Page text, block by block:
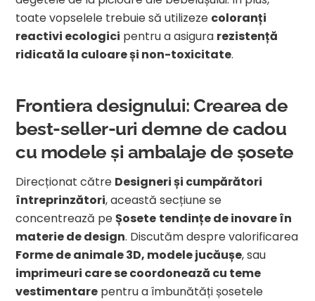
toate vopselele trebuie să utilizeze coloranți
reactivi ecologici pentru a asigura rezistență
ridicată la culoare și non-toxicitate.
Frontiera designului: Crearea de
best-seller-uri demne de cadou
cu modele și ambalaje de șosete
Direcționat către Designeri și cumpărători
întreprinzători, această secțiune se
concentrează peȘosete tendințe de inovare în
materie de design. Discutăm despre valorificarea
Forme de animale 3D, modele jucăușe, sau
imprimeuri care se coordonează cu teme
vestimentare pentru a îmbunătăți șosetele